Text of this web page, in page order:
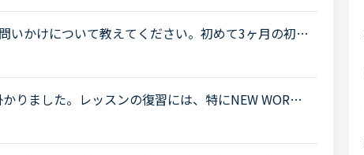
いかけについて教えてください。初めて3ヶ月の初心
りました。レッスンの復習には、特にNEW WORK